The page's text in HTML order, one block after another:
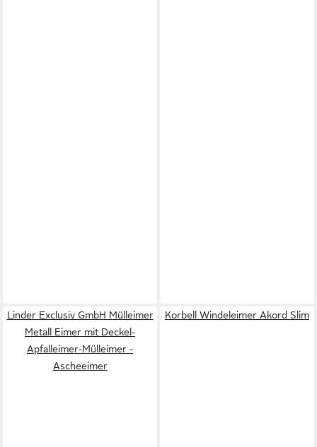
Linder Exclusiv GmbH Mülleimer
Metall Eimer mit Deckel-
Apfalleimer-Mülleimer -
Ascheeimer
Korbell Windeleimer Akord Slim